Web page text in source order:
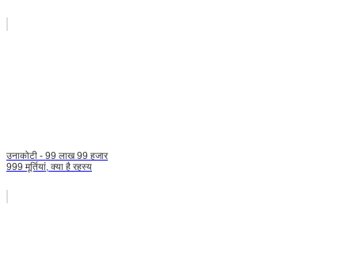
उनाकोटी - 99 लाख 99 हजार
999 मूर्तियां, क्या है रहस्य